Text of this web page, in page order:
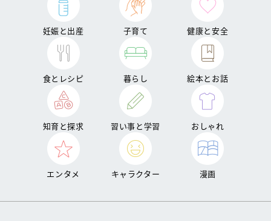
妊娠と出産 子育て 健康と安全
食とレシピ 暮らし 絵本とお話
知育と探求 習い事と学習 おしゃれ
エンタメ キャラクター 漫画